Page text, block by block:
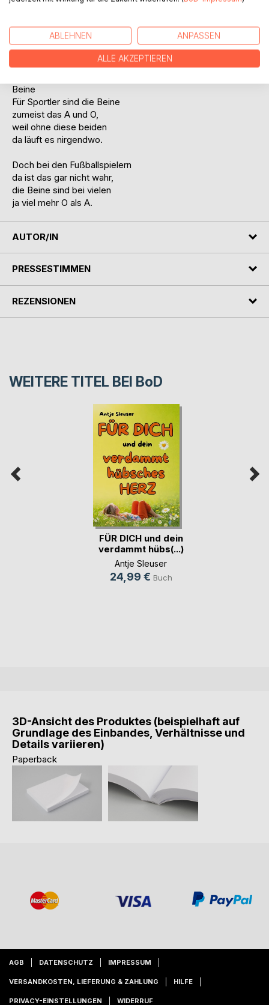
auf dem Balkon in meine Hand
und schmiss ihn fort, trotz Garantie -
so schnell war er bis jetzt noch nie.
Beine
Für Sportler sind die Beine
zumeist das A und O,
weil ohne diese beiden
da läuft es nirgendwo.
Doch bei den Fußballspielern
da ist das gar nicht wahr,
die Beine sind bei vielen
ja viel mehr O als A.
AUTOR/IN
PRESSESTIMMEN
REZENSIONEN
WEITERE TITEL BEI BoD
FÜR DICH und dein
verdammt hübs(...)
Antje Sleuser
24,99 € Buch
3D-Ansicht des Produktes (beispielhaft auf
Grundlage des Einbandes, Verhältnisse und
Details variieren)
Paperback
AGB DATENSCHUTZ IMPRESSUM
VERSANDKOSTEN, LIEFERUNG & ZAHLUNG HILFE
PRIVACY-EINSTELLUNGEN WIDERRUF
ABLEHNEN ANPASSEN
ALLE AKZEPTIEREN